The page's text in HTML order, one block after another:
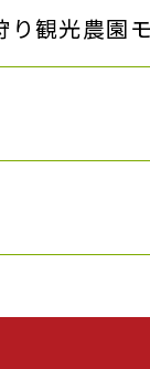
り観光農園